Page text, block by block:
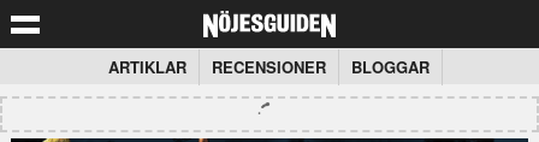
ARTIKLAR RECENSIONER BLOGGAR